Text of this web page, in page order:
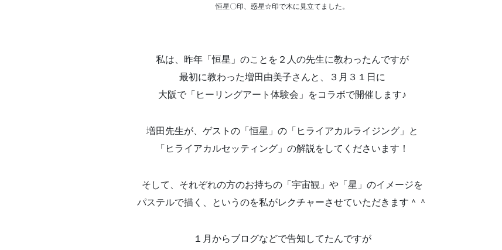
恒星〇印、惑星☆印で木に見立てました。
私は、昨年「恒星」のことを２人の先生に教わったんですが
最初に教わった増田由美子さんと、３月３１日に
大阪で「ヒーリングアート体験会」をコラボで開催します♪
増田先生が、ゲストの「恒星」の「ヒライアカルライジング」と
「ヒライアカルセッティング」の解説をしてくださいます！
そして、それぞれの方のお持ちの「宇宙観」や「星」のイメージを
パステルで描く、というのを私がレクチャーさせていただきます＾＾
１月からブログなどで告知してたんですが